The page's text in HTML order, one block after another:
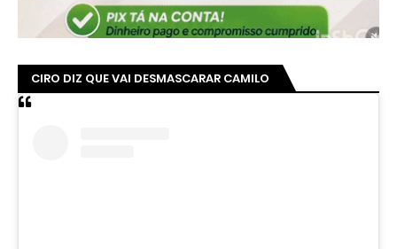
CIRO DIZ QUE VAI DESMASCARAR CAMILO